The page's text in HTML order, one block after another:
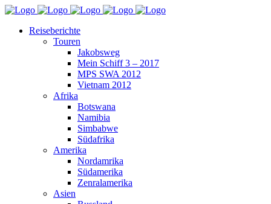
Reiseberichte
Touren
Jakobsweg
Mein Schiff 3 – 2017
MPS SWA 2012
Vietnam 2012
Afrika
Botswana
Namibia
Simbabwe
Südafrika
Amerika
Nordamrika
Südamerika
Zenralamerika
Asien